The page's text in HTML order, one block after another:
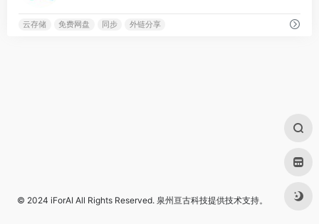
云存储 免费网盘 同步 外链分享
© 2024 iForAI All Rights Reserved. 泉州亘古科技提供技术支持。